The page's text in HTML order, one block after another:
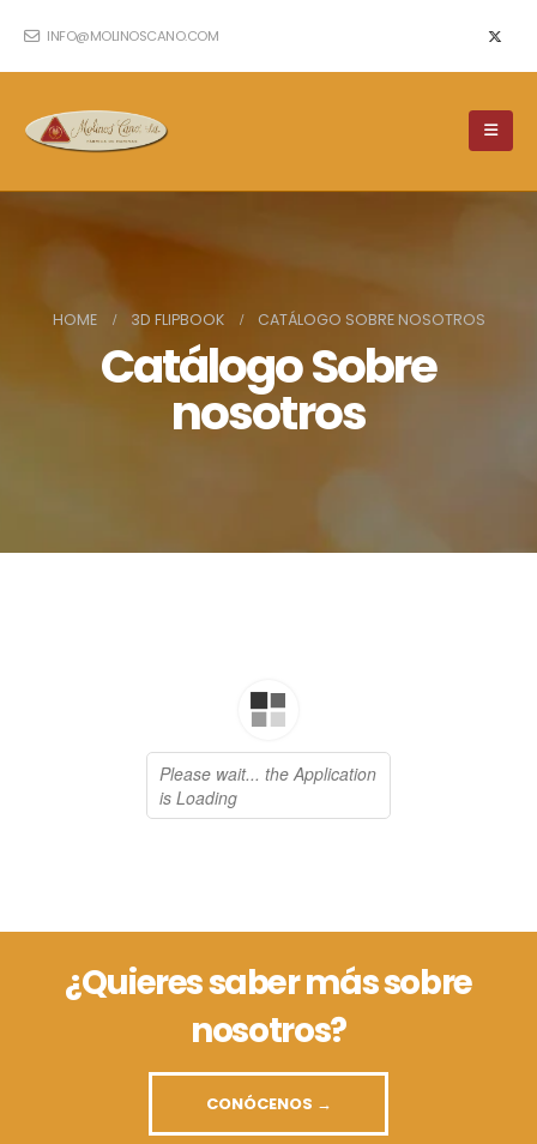
INFO@MOLINOSCANO.COM
HOME 3D FLIPBOOK CATÁLOGO SOBRE NOSOTROS
Catálogo Sobre
nosotros
¿Quieres saber más sobre
nosotros?
CONÓCENOS →